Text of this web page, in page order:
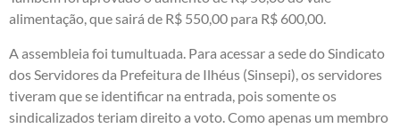
alimentação, que sairá de R$ 550,00 para R$ 600,00.
A assembleia foi tumultuada. Para acessar a sede do Sindicato
dos Servidores da Prefeitura de Ilhéus (Sinsepi), os servidores
tiveram que se identificar na entrada, pois somente os
sindicalizados teriam direito a voto. Como apenas um membro